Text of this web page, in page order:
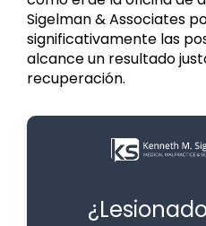
Sigelman & Associates
significativamente las
alcance un resultado
recuperación.